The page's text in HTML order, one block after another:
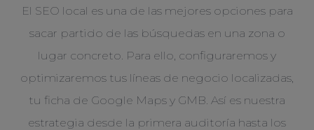
El SEO local es una de las mejores opciones para
sacar partido de las búsquedas en una zona o
lugar concreto. Para ello, configuraremos y
optimizaremos tus líneas de negocio localizadas,
tu ficha de Google Maps y GMB. Así es nuestra
estrategia desde la primera auditoría hasta los